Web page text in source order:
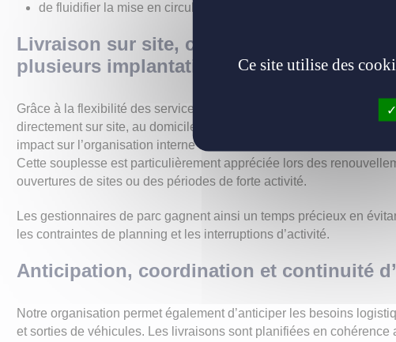
de fluidifier la mise en circulation des véhicules neufs ou de
Livraison sur site, chez les collaborateurs
plusieurs implantations
Grâce à la flexibilité des services de Yes We Truck, les véhicules
directement sur site, au domicile des collaborateurs ou sur plusieurs
impact sur l’organisation interne du client.
Cette souplesse est particulièrement appréciée lors des
ouvertures de sites ou des périodes de forte activité.
Les gestionnaires de parc gagnent ainsi un temps précieux en
les contraintes de planning et les interruptions d’activité.
Anticipation, coordination et continuité
Notre organisation permet également d’anticiper les besoins
et sorties de véhicules. Les livraisons sont planifiées en cohérence
Ce site utilise des